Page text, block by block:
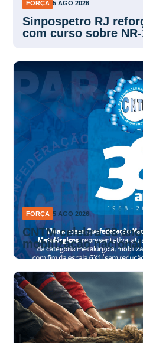
FORÇA 5 AGO 2026
Sinpospetro RJ
com curso sobre
FORÇA 5 AGO 2026
CNTM celebra 38
mobilização nacional